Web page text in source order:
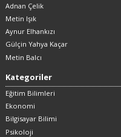
Adnan Çelik
Metin Işık
Aynur Elhankızı
Gülçin Yahya Kaçar
Metin Balcı
Kategoriler
Eğitim Bilimleri
Ekonomi
Bilgisayar Bilimi
Psikoloji